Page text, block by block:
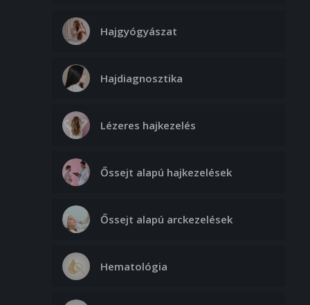
Hajgyógyászat
Hajdiagnosztika
Lézeres hajkezelés
Őssejt alapú hajkezelések
Őssejt alapú arckezelések
Hematológia